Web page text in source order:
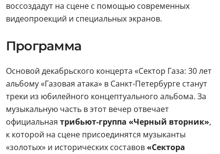
воссоздадут на сцене с помощью современных
видеопроекций и специальных экранов.
Программа
Основой декабрьского концерта «Сектор Газа: 30 лет
альбому «Газовая атака» в Санкт-Петербурге станут
треки из юбилейного концептуального альбома. За
музыкальную часть в этот вечер отвечает
официальная трибьют-группа «Черный вторник»,
к которой на сцене присоединятся музыканты
«золотых» и исторических составов«Сектора